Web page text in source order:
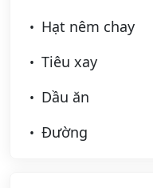
Hạt nêm chay
Tiêu xay
Dầu ăn
Đường